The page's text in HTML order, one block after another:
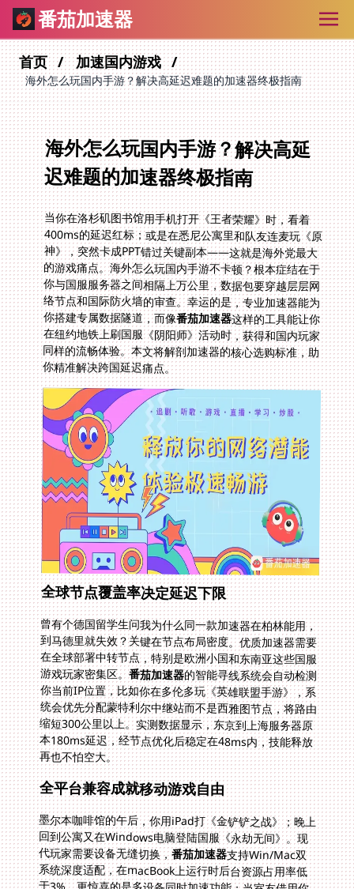
番茄加速器
首页 加速国内游戏
海外怎么玩国内手游？解决高延迟难题的加速器终极指南
海外怎么玩国内手游？解决高延
迟难题的加速器终极指南
当你在洛杉矶图书馆用手机打开《王者荣耀》时，看着
400ms的延迟红标；或是在悉尼公寓里和队友连麦玩《原
神》，突然卡成PPT错过关键副本——这就是海外党最大
的游戏痛点。海外怎么玩国内手游不卡顿？根本症结在于
你与国服服务器之间相隔上万公里，数据包要穿越层层网
络节点和国际防火墙的审查。幸运的是，专业加速器能为
你搭建专属数据隧道，而像番茄加速器这样的工具能让你
在纽约地铁上刷国服《阴阳师》活动时，获得和国内玩家
同样的流畅体验。本文将解剖加速器的核心选购标准，助
你精准解决跨国延迟痛点。
全球节点覆盖率决定延迟下限
曾有个德国留学生问我为什么同一款加速器在柏林能用，
到马德里就失效？关键在节点布局密度。优质加速器需要
在全球部署中转节点，特别是欧洲小国和东南亚这些国服
游戏玩家密集区。番茄加速器的智能寻线系统会自动检测
你当前IP位置，比如你在多伦多玩《英雄联盟手游》，系
统会优先分配蒙特利尔中继站而不是西雅图节点，将路由
缩短300公里以上。实测数据显示，东京到上海服务器原
本180ms延迟，经节点优化后稳定在48ms内，技能释放
再也不怕空大。
全平台兼容成就移动游戏自由
墨尔本咖啡馆的午后，你用iPad打《金铲铲之战》；晚上
回到公寓又在Windows电脑登陆国服《永劫无间》。现
代玩家需要设备无缝切换，番茄加速器支持Win/Mac双
系统深度适配，在macBook上运行时后台资源占用率低
于3%。更惊喜的是多设备同时加速功能：当室友借用你
安卓手机查攻略时，自己的iOS设备仍在加速状态玩《崩